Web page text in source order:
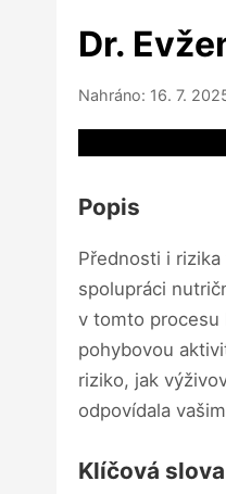
Dr.
Nahráno: 16. 7.
Popis
Přednosti i
spolupráci
v tomto procesu
pohybovou
riziko, jak
odpovídala
Klíčová slova